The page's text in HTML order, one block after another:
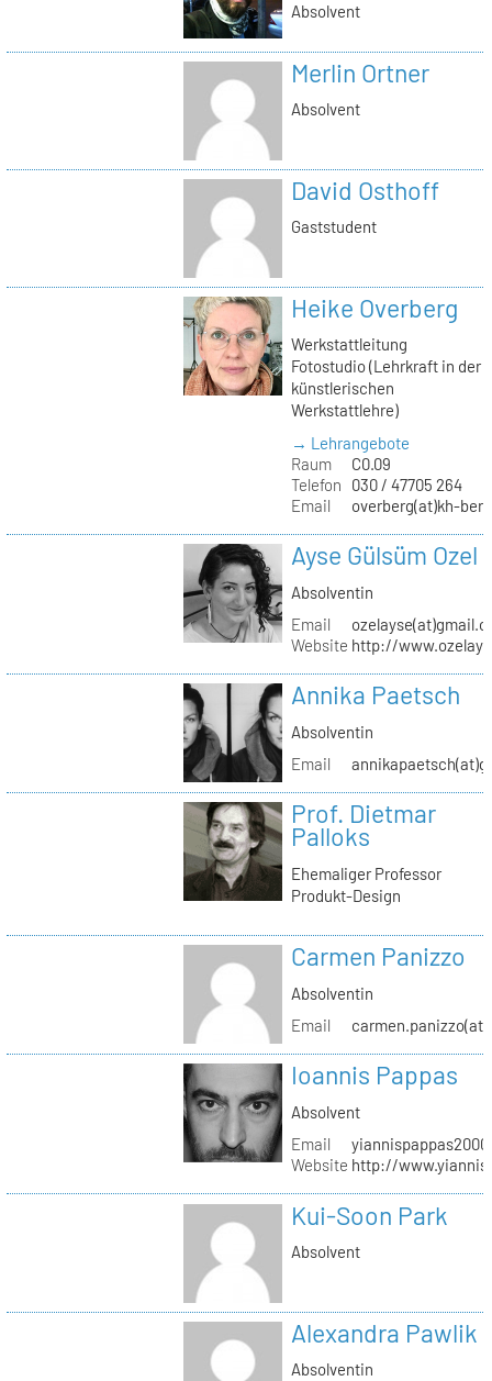
Absolvent
Merlin Ortner
Absolvent
David Osthoff
Gaststudent
Heike Overberg
Werkstattleitung
Fotostudio (Lehrkraft in der
künstlerischen
Werkstattlehre)
→ Lehrangebote
Raum
C0.09
Telefon
030 / 47705 264
Email
overberg(at)kh-
Ayse Gülsüm Ozel
Absolventin
Email
Website http://
Annika Paetsch
Absolventin
Email
Prof. Dietmar
Palloks
Ehemaliger Professor
Produkt-Design
Carmen Panizzo
Absolventin
Email
Ioannis Pappas
Absolvent
Email
Website http://
Kui-Soon Park
Absolvent
Alexandra Pawlik
Absolventin